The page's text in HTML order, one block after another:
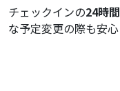
チェックインの24時
な予定変更の際も安